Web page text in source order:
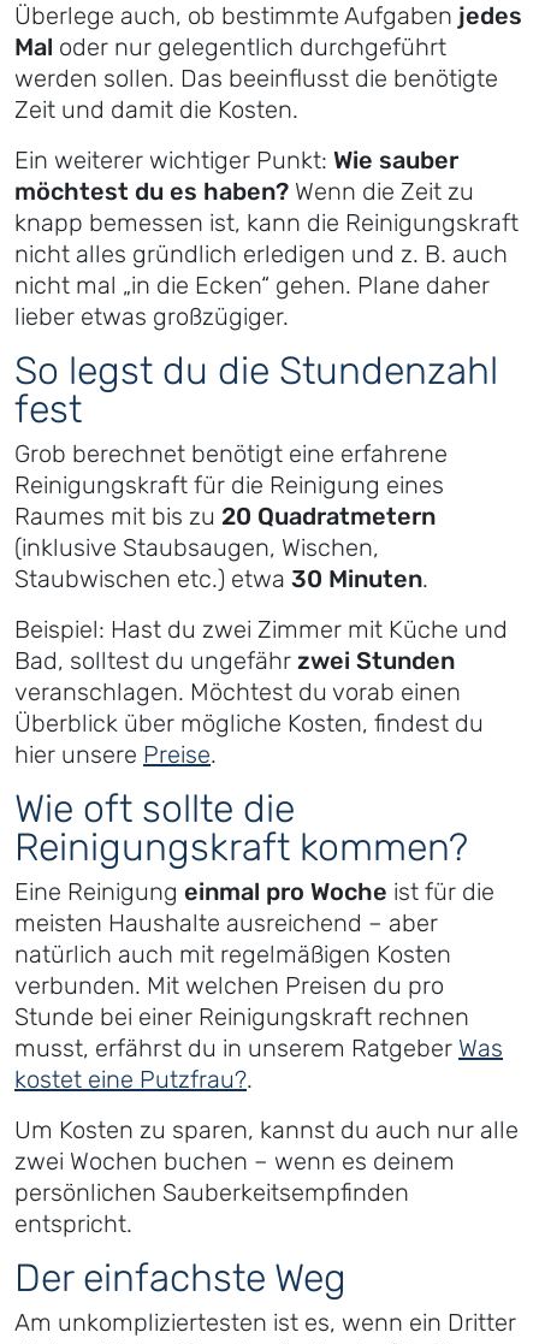
Überlege auch, ob bestimmte Aufgaben jedes
Mal oder nur gelegentlich durchgeführt
werden sollen. Das beeinflusst die benötigte
Zeit und damit die Kosten.
Ein weiterer wichtiger Punkt: Wie sauber
möchtest du es haben? Wenn die Zeit zu
knapp bemessen ist, kann die Reinigungskraft
nicht alles gründlich erledigen und z. B. auch
nicht mal „in die Ecken“ gehen. Plane daher
lieber etwas großzügiger.
So legst du die Stundenzahl
fest
Grob berechnet benötigt eine erfahrene
Reinigungskraft für die Reinigung eines
Raumes mit bis zu 20 Quadratmetern
(inklusive Staubsaugen, Wischen,
Staubwischen etc.) etwa 30 Minuten.
Beispiel: Hast du zwei Zimmer mit Küche und
Bad, solltest du ungefähr zwei Stunden
veranschlagen. Möchtest du vorab einen
Überblick über mögliche Kosten, findest du
hier unsere Preise.
Wie oft sollte die
Reinigungskraft kommen?
Eine Reinigung einmal pro Woche ist für die
meisten Haushalte ausreichend – aber
natürlich auch mit regelmäßigen Kosten
verbunden. Mit welchen Preisen du pro
Stunde bei einer Reinigungskraft rechnen
musst, erfährst du in unserem Ratgeber Was
kostet eine Putzfrau?.
Um Kosten zu sparen, kannst du auch nur alle
zwei Wochen buchen – wenn es deinem
persönlichen Sauberkeitsempfinden
entspricht.
Der einfachste Weg
Am unkompliziertesten ist es, wenn ein Dritter